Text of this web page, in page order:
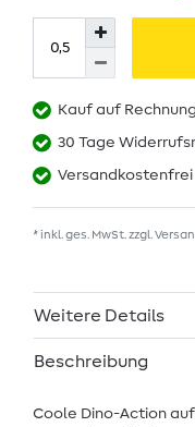
Kauf auf Rechnung
30 Tage
Versandkostenfrei
* inkl. ges. MwSt. zzgl.
Weitere Details
Beschreibung
Coole Dino-Action